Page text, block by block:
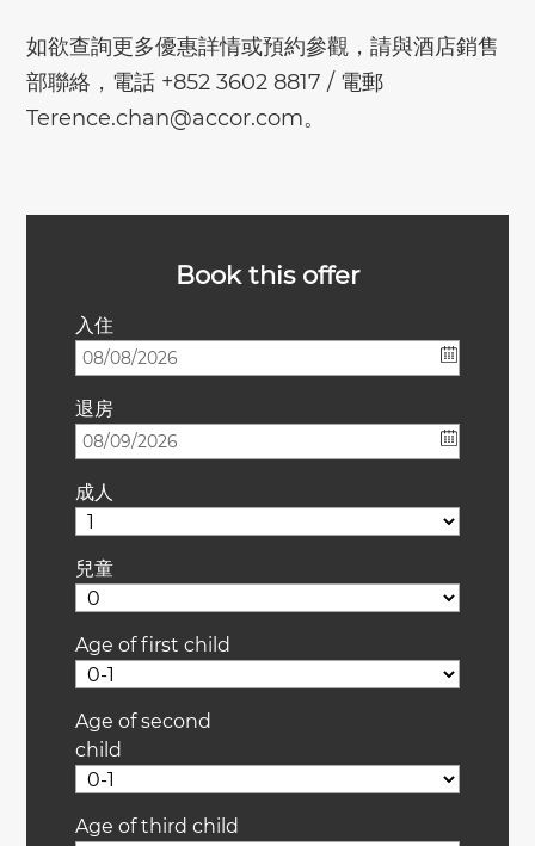
如欲查詢更多優惠詳情或預約參觀，請與酒店銷售
部聯絡，電話 +852 3602 8817 / 電郵
Terence.chan@accor.com。
Book this offer
入住
退房
成人
兒童
Age of first child
Age of second
child
Age of third child